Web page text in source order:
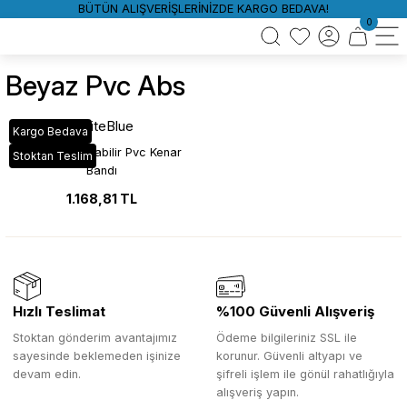
BÜTÜN ALIŞVERİŞLERİNİZDE KARGO BEDAVA!
0
Beyaz Pvc Abs
Kargo Bedava
Stoktan Teslim
WhiteBlue
Beyaz Boyanabilir Pvc Kenar
Bandı
1.168,81 TL
Hızlı Teslimat
Stoktan gönderim avantajımız
sayesinde beklemeden işinize
devam edin.
%100 Güvenli Alışveriş
Ödeme bilgileriniz SSL ile
korunur. Güvenli altyapı ve
şifreli işlem ile gönül rahatlığıyla
alışveriş yapın.